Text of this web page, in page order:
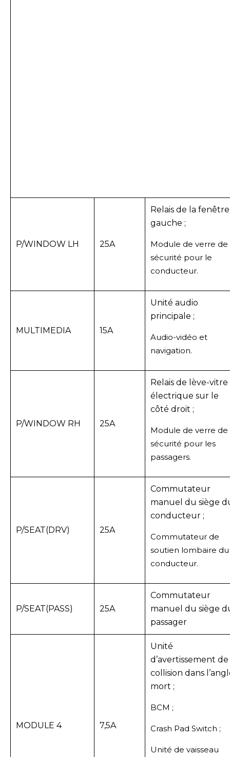
P/WINDOW LH 25A
Relais de la fenêtre
gauche ;
Module de verre de
sécurité pour le
conducteur.
MULTIMEDIA 15A
Unité audio
principale ;
Audio-vidéo et
navigation.
P/WINDOW RH 25A
Relais de lève-vitre
électrique sur le
côté droit ;
Module de verre de
sécurité pour les
passagers.
P/SEAT(DRV) 25A
Commutateur
manuel du siège
conducteur ;
Commutateur de
soutien lombaire du
conducteur.
P/SEAT(PASS) 25A
Commutateur
manuel du siège
passager
MODULE 4 7,5A
Unité
d’avertissement de
collision dans
mort ;
BCM ;
Crash Pad Switch ;
Unité de vaisseau